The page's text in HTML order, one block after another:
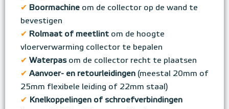
✔ Boormachine om de collector op de wand te
bevestigen
✔ Rolmaat of meetlint om de hoogte
vloerverwarming collector te bepalen
✔ Waterpas om de collector recht te plaatsen
✔ Aanvoer- en retourleidingen (meestal 20mm of
25mm flexibele leiding of 22mm staal)
✔ Knelkoppelingen of schroefverbindingen